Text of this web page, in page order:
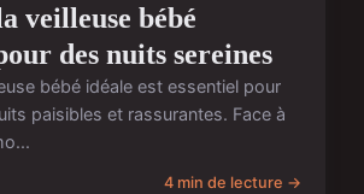
veilleuse bébé
des nuits sereines
bébé idéale est essentiel pour
paisibles et rassurantes. Face à
4 min de lecture →